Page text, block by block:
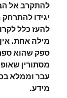
להתקרב אל
יגידו להתרחק
להעז כלל
מילה אחת.
ספק שהוא
מסתורין
עבר וממלא
מידע.